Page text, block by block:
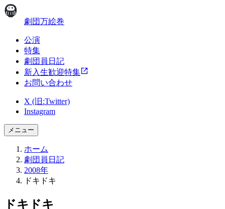
劇団万絵巻
公演
特集
劇団員日記
新入生歓迎特集
お問い合わせ
X (旧:Twitter)
Instagram
メニュー
ホーム
劇団員日記
2008年
ドキドキ
ドキドキ